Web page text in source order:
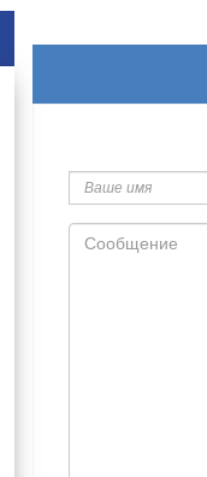
имя
Сообщение